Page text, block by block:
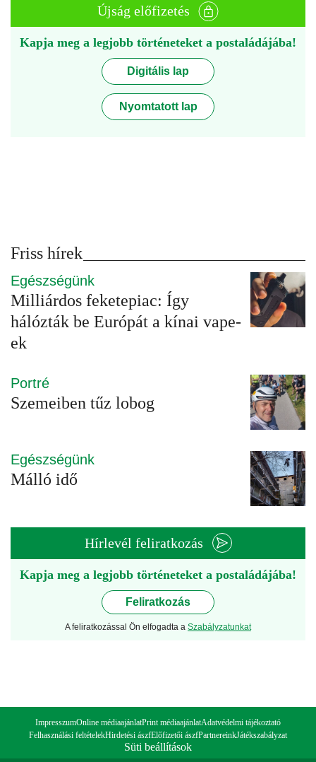
Újság előfizetés
Kapja meg a legjobb történeteket a postaládájába!
Digitális lap
Nyomtatott lap
Friss hírek
Egészségünk
Milliárdos feketepiac: Így
hálózták be Európát a kínai vape-
ek
Portré
Szemeiben tűz lobog
Egészségünk
Málló idő
Hírlevél feliratkozás
Kapja meg a legjobb történeteket a postaládájába!
Feliratkozás
A feliratkozással Ön elfogadta a Szabályzatunkat
ImpresszumOnline médiaajánlatPrint médiaajánlatAdatvédelmi tájékoztató
Felhasználási feltételekHirdetési ászfElőfizetői ászfPartnereinkJátékszabályzat
Süti beállítások